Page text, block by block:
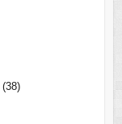
(38)